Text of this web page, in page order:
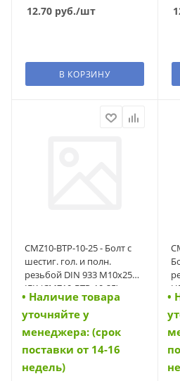
12.70 руб./шт
В КОРЗИНУ
CMZ10-BTP-10-25 - Болт с
шестиг. гол. и полн.
резьбой DIN 933 М10х25
IEK (CMZ10-BTP-10-25)
• Наличие товара
уточняйте у
менеджера: (срок
поставки от 14-16
недель)
•